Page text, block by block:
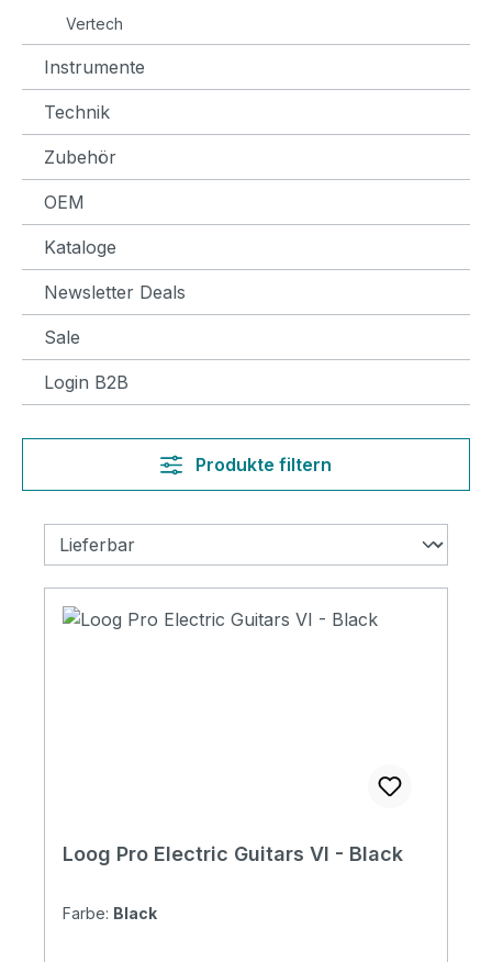
Vertech
Instrumente
Technik
Zubehör
OEM
Kataloge
Newsletter Deals
Sale
Login B2B
Produkte filtern
Loog Pro Electric Guitars VI - Black
Farbe: Black